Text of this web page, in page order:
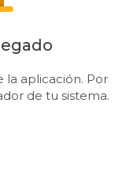
la aplicación. Por
de tu sistema.